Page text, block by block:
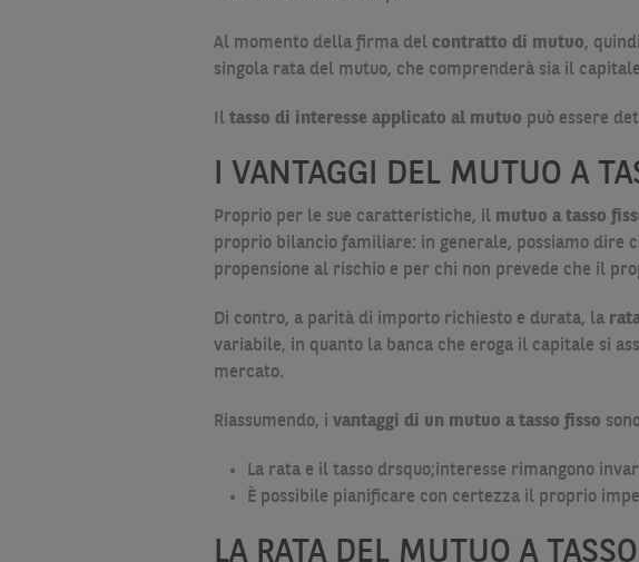
Al momento della firma del contratto di mutuo,
singola rata del mutuo, che comprenderà sia il
Il tasso di interesse applicato al mutuo può essere
I VANTAGGI DEL MUTUO A
Proprio per le sue caratteristiche, il mutuo a tasso
proprio bilancio familiare: in generale, possiamo dire
propensione al rischio e per chi non prevede che il
Di contro, a parità di importo richiesto e durata, la
variabile, in quanto la banca che eroga il capitale si
mercato.
Riassumendo, i vantaggi di un mutuo a tasso fisso
La rata e il tasso drsquo;interesse rimangono
È possibile pianificare con certezza il proprio
LA RATA DEL MUTUO A